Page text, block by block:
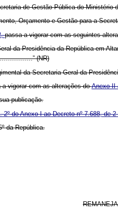
de Gestão Pública do
Orçamento e Gestão para a
passa a vigorar com as seguintes
da Presidência da República em
(NR)
da Secretaria-Geral da
a vigorar com as alterações doAnexo II
publicação.
2º do Anexo I ao Decreto nº 7.688, de
da República.